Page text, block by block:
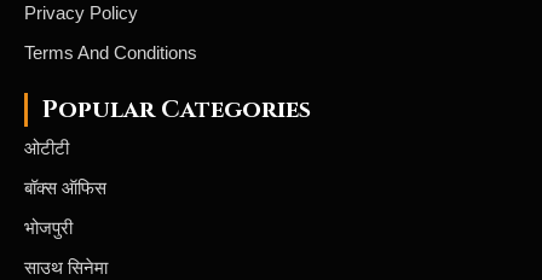
Privacy Policy
Terms And Conditions
Popular Categories
ओटीटी
बॉक्स ऑफिस
भोजपुरी
साउथ सिनेमा